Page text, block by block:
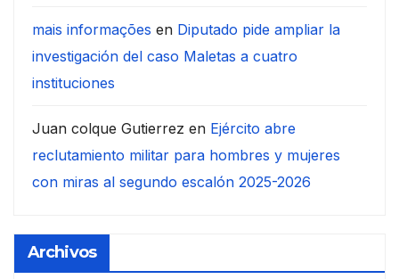
mais informações en Diputado pide ampliar la
investigación del caso Maletas a cuatro
instituciones
Juan colque Gutierrez en Ejército abre
reclutamiento militar para hombres y mujeres
con miras al segundo escalón 2025-2026
Archivos